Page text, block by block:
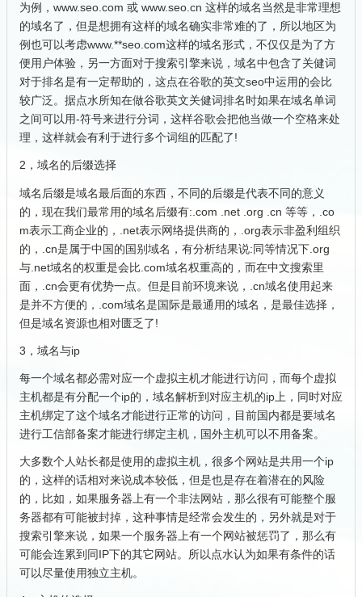
为例，www.seo.com 或 www.seo.cn 这样的域名当然是非常理想
的域名了，但是想拥有这样的域名确实非常难的了，所以地区为
例也可以考虑www.**seo.com这样的域名形式，不仅仅是为了方
便用户体验，另一方面对于搜索引擎来说，域名中包含了关健词
对于排名是有一定帮助的，这点在谷歌的英文seo中运用的会比
较广泛。据点水所知在做谷歌英文关健词排名时如果在域名单词
之间可以用-符号来进行分词，这样谷歌会把他当做一个空格来处
理，这样就会有利于进行多个词组的匹配了!
2，域名的后缀选择
域名后缀是域名最后面的东西，不同的后缀是代表不同的意义
的，现在我们最常用的域名后缀有:.com .net .org .cn 等等，.co
m表示工商企业的，.net表示网络提供商的，.org表示非盈利组织
的，.cn是属于中国的国别域名，有分析结果说:同等情况下.org
与.net域名的权重是会比.com域名权重高的，而在中文搜索里
面，.cn会更有优势一点。但是目前环境来说，.cn域名使用起来
是并不方便的，.com域名是国际是最通用的域名，是最佳选择，
但是域名资源也相对匮乏了!
3，域名与ip
每一个域名都必需对应一个虚拟主机才能进行访问，而每个虚拟
主机都是有分配一个ip的，域名解析到对应主机的ip上，同时对应
主机绑定了这个域名才能进行正常的访问，目前国内都是要域名
进行工信部备案才能进行绑定主机，国外主机可以不用备案。
大多数个人站长都是使用的虚拟主机，很多个网站是共用一个ip
的，这样的话相对来说成本较低，但是也是存在着潜在的风险
的，比如，如果服务器上有一个非法网站，那么很有可能整个服
务器都有可能被封掉，这种事情是经常会发生的，另外就是对于
搜索引擎来说，如果一个服务器上有一个网站被惩罚了，那么有
可能会连累到同IP下的其它网站。所以点水认为如果有条件的话
可以尽量使用独立主机。